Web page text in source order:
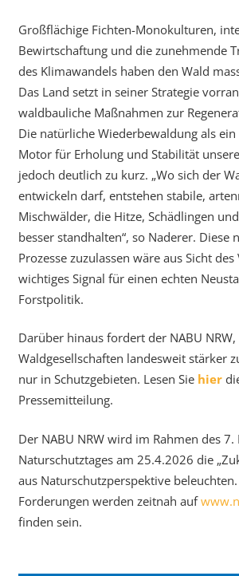
Großflächige Fichten-Monokulturen,
Bewirtschaftung und die zunehmende
des Klimawandels haben den Wald
Das Land setzt in seiner Strategie
waldbauliche Maßnahmen zur
Die natürliche Wiederbewaldung als
Motor für Erholung und Stabilität
jedoch deutlich zu kurz. „Wo sich der
entwickeln darf, entstehen stabile,
Mischwälder, die Hitze, Schädlingen
besser standhalten“, so Naderer. Diese
Prozesse zuzulassen wäre aus Sicht
wichtiges Signal für einen echten
Forstpolitik.
Darüber hinaus fordert der NABU
Waldgesellschaften landesweit stärker
nur in Schutzgebieten. Lesen Sie hier
Pressemitteilung.
Der NABU NRW wird im Rahmen des 7.
Naturschutztages am 25.4.2026 die
aus Naturschutzperspektive
Forderungen werden zeitnah auf
finden sein.